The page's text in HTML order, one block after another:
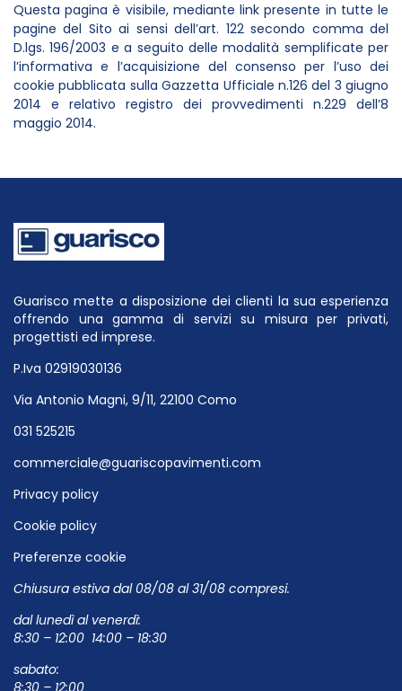
Questa pagina è visibile, mediante link presente in tutte le
pagine del Sito ai sensi dell’art. 122 secondo comma del
D.lgs. 196/2003 e a seguito delle modalità semplificate per
l’informativa e l’acquisizione del consenso per l’uso dei
cookie pubblicata sulla Gazzetta Ufficiale n.126 del 3 giugno
2014 e relativo registro dei provvedimenti n.229 dell’8
maggio 2014.
Guarisco mette a disposizione dei clienti la sua esperienza
offrendo una gamma di servizi su misura per privati,
progettisti ed imprese.
P.Iva 02919030136
Via Antonio Magni, 9/11, 22100 Como
031 525215
commerciale@guariscopavimenti.com
Privacy policy
Cookie policy
Preferenze cookie
Chiusura estiva dal 08/08 al 31/08 compresi.
dal lunedì al venerdì:
8:30 – 12:00 14:00 – 18:30
sabato:
8:30 – 12:00